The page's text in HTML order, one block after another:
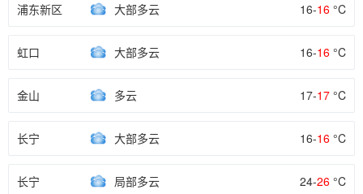
浦东新区 大部多云 16-16 °C
虹口 大部多云 16-16 °C
金山 多云 17-17 °C
长宁 大部多云 16-16 °C
长宁 局部多云 24-26 °C